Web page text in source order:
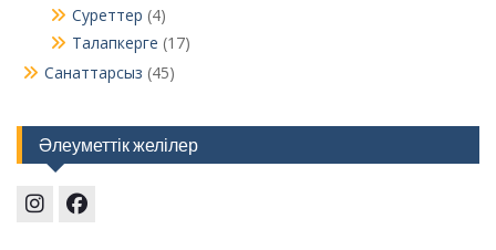
Суреттер (4)
Талапкерге (17)
Санаттарсыз (45)
Әлеуметтік желілер